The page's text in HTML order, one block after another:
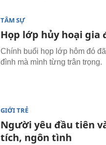
TÂM SỰ
Họp lớp hủy hoại gia
Chính buổi họp lớp hôm đó
đình mà mình từng trân trọng.
GIỚI TRẺ
Người yêu đầu tiên
tích, ngôn tình